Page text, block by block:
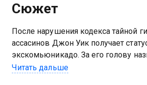
Сюжет
После нарушения кодекса тайной
ассасинов Джон Уик получает
экскомьюникадо. За его голову
миллионов долларов, и армия
Читать дальше